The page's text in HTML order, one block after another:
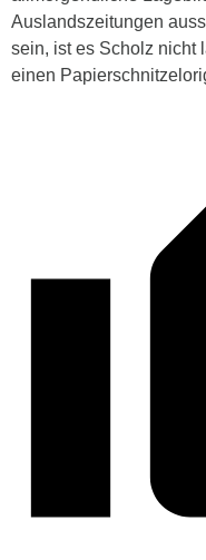
Auslandszeitungen
sein, ist es Scholz nicht
einen